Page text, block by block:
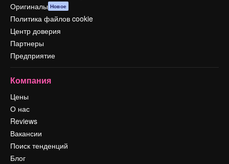
Оригиналы Новое
Политика файлов cookie
Центр доверия
Партнеры
Предприятие
Компания
Цены
О нас
Reviews
Вакансии
Поиск тенденций
Блог